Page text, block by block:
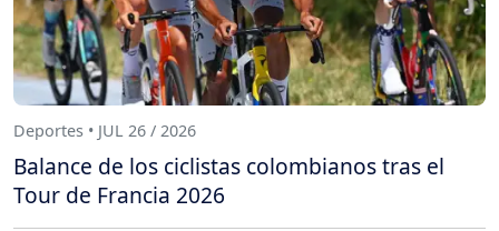
Deportes • JUL 26 / 2026
Balance de los ciclistas colombianos tras el
Tour de Francia 2026